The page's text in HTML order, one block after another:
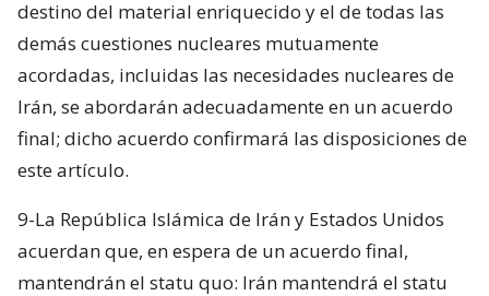
destino del material enriquecido y el de todas las
demás cuestiones nucleares mutuamente
acordadas, incluidas las necesidades nucleares de
Irán, se abordarán adecuadamente en un acuerdo
final; dicho acuerdo confirmará las disposiciones de
este artículo.
9-La República Islámica de Irán y Estados Unidos
acuerdan que, en espera de un acuerdo final,
mantendrán el statu quo: Irán mantendrá el statu